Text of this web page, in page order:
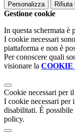
Personalizza Rifiuta
Gestione cookie
In questa schermata è
I cookie necessari
piattaforma e non è
Per conoscere quali
visionare la
Cookie necessari per
I cookie necessari per
disabilitati. È
policy.